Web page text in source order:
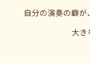
自分の演奏の癖
大き